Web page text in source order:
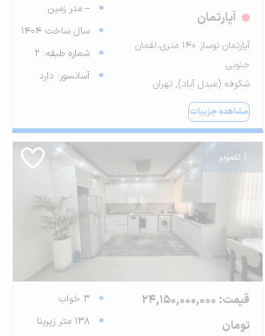
آپارتمان
آپارتمان نوساز ۱۴۰ متری،لقمان
جنوبی
شکوفه (عبدل آباد), تهران
مشاهده جزییات
-- متر زمین
سال ساخت 1404
شماره طبقه: 2
آسانسور: دارد
1 تصویر
قیمت: 24,150,000,000
تومان
3 خواب
138 متر زیربنا